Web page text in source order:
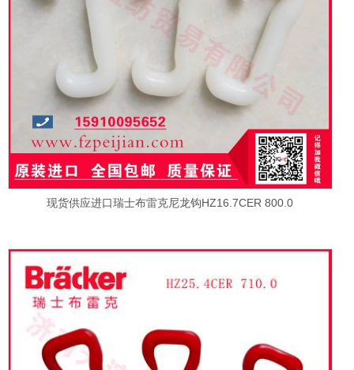
现货供应进口瑞士布雷克尼龙钩HZ16.7CER 800.0